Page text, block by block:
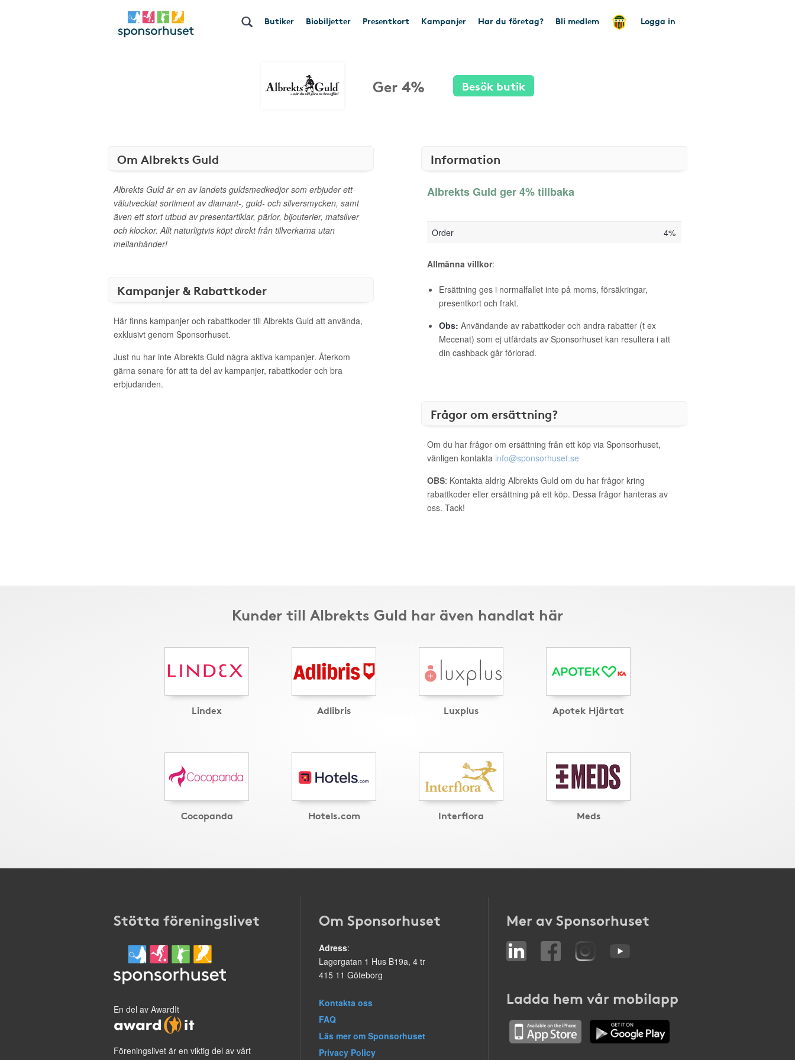
Butiker Biobiljetter Presentkort Kampanjer Har du företag? Bli medlem Logga in
Ger 4% Besök butik
Om Albrekts Guld
Albrekts Guld är en av landets guldsmedkedjor som erbjuder ett
välutvecklat sortiment av diamant-, guld- och silversmycken, samt
även ett stort utbud av presentartiklar, pärlor, bijouterier, matsilver
och klockor. Allt naturligtvis köpt direkt från tillverkarna utan
mellanhänder!
Kampanjer & Rabattkoder
Här finns kampanjer och rabattkoder till Albrekts Guld att använda,
exklusivt genom Sponsorhuset.
Just nu har inte Albrekts Guld några aktiva kampanjer. Återkom
gärna senare för att ta del av kampanjer, rabattkoder och bra
erbjudanden.
Information
Albrekts Guld ger 4% tillbaka
Order 4%
Allmänna villkor:
Ersättning ges i normalfallet inte på moms, försäkringar,
presentkort och frakt.
Obs: Användande av rabattkoder och andra rabatter (t ex
Mecenat) som ej utfärdats av Sponsorhuset kan resultera i att
din cashback går förlorad.
Frågor om ersättning?
Om du har frågor om ersättning från ett köp via Sponsorhuset,
vänligen kontakta info@sponsorhuset.se
OBS: Kontakta aldrig Albrekts Guld om du har frågor kring
rabattkoder eller ersättning på ett köp. Dessa frågor hanteras av
oss. Tack!
Kunder till Albrekts Guld har även handlat här
Lindex Adlibris Luxplus Apotek Hjärtat
Cocopanda Hotels.com Interflora Meds
Stötta föreningslivet
En del av AwardIt
Föreningslivet är en viktig del av vårt
Om Sponsorhuset
Adress:
Lagergatan 1 Hus B19a, 4 tr
415 11 Göteborg
Kontakta oss
FAQ
Läs mer om Sponsorhuset
Privacy Policy
Mer av Sponsorhuset
Ladda hem vår mobilapp